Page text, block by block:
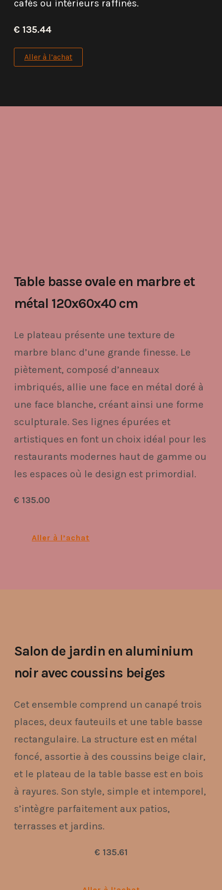
cafés ou intérieurs raffinés.
€ 135.44
Aller à l’achat
Table basse ovale en marbre et
métal 120x60x40 cm
Le plateau présente une texture de
marbre blanc d’une grande finesse. Le
piètement, composé d’anneaux
imbriqués, allie une face en métal doré à
une face blanche, créant ainsi une forme
sculpturale. Ses lignes épurées et
artistiques en font un choix idéal pour les
restaurants modernes haut de gamme ou
les espaces où le design est primordial.
€ 135.00
Aller à l’achat
Salon de jardin en aluminium
noir avec coussins beiges
Cet ensemble comprend un canapé trois
places, deux fauteuils et une table basse
rectangulaire. La structure est en métal
foncé, assortie à des coussins beige clair,
et le plateau de la table basse est en bois
à rayures. Son style, simple et intemporel,
s’intègre parfaitement aux patios,
terrasses et jardins.
€ 135.61